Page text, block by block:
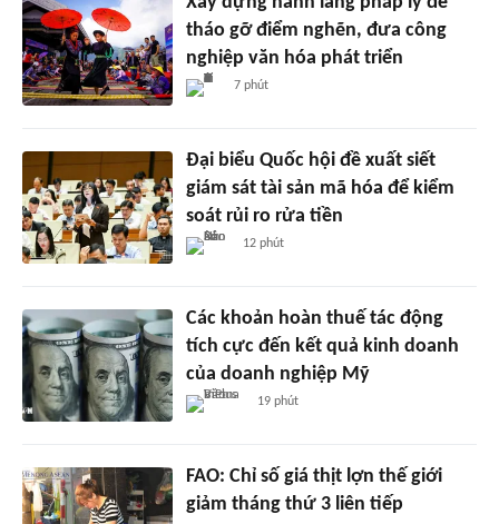
tháo gỡ điểm nghẽn, đưa công
nghiệp văn hóa phát triển
7 phút
Đại biểu Quốc hội đề xuất siết
giám sát tài sản mã hóa để kiểm
soát rủi ro rửa tiền
12 phút
Các khoản hoàn thuế tác động
tích cực đến kết quả kinh doanh
của doanh nghiệp Mỹ
19 phút
FAO: Chỉ số giá thịt lợn thế giới
giảm tháng thứ 3 liên tiếp